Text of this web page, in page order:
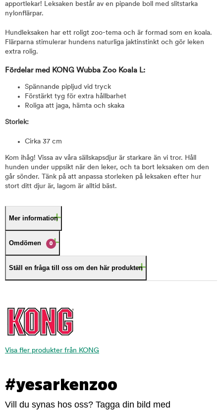
apportlekar! Leksaken består av en pipande boll med slitstarka
nylonflärpar.
Hundleksaken har ett roligt zoo-tema och är formad som en koala.
Flärparna stimulerar hundens naturliga jaktinstinkt och gör leken
extra rolig.
Fördelar med KONG Wubba Zoo Koala L:
Spännande pipljud vid tryck
Förstärkt tyg för extra hållbarhet
Roliga att jaga, hämta och skaka
Storlek:
Cirka 37 cm
Kom ihåg! Vissa av våra sällskapsdjur är starkare än vi tror. Håll
hunden under uppsikt när den leker, och ta bort leksaken om den
går sönder. Tänk på att anpassa storleken på leksaken efter hur
stort ditt djur är, lagom är alltid bäst.
Mer information
Omdömen 0
Ställ en fråga till oss om den här produkten
Visa fler produkter från KONG
#yesarkenzoo
Vill du synas hos oss? Tagga din bild med